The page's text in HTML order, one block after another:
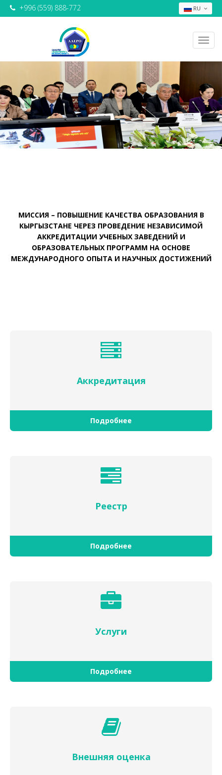
RU
+996 (559) 888-772
МИССИЯ – ПОВЫШЕНИЕ КАЧЕСТВА ОБРАЗОВАНИЯ В
КЫРГЫЗСТАНЕ ЧЕРЕЗ ПРОВЕДЕНИЕ НЕЗАВИСИМОЙ
АККРЕДИТАЦИИ УЧЕБНЫХ ЗАВЕДЕНИЙ И
ОБРАЗОВАТЕЛЬНЫХ ПРОГРАММ НА ОСНОВЕ
МЕЖДУНАРОДНОГО ОПЫТА И НАУЧНЫХ ДОСТИЖЕНИЙ
Аккредитация
Подробнее
Реестр
Подробнее
Услуги
Подробнее
Внешняя оценка